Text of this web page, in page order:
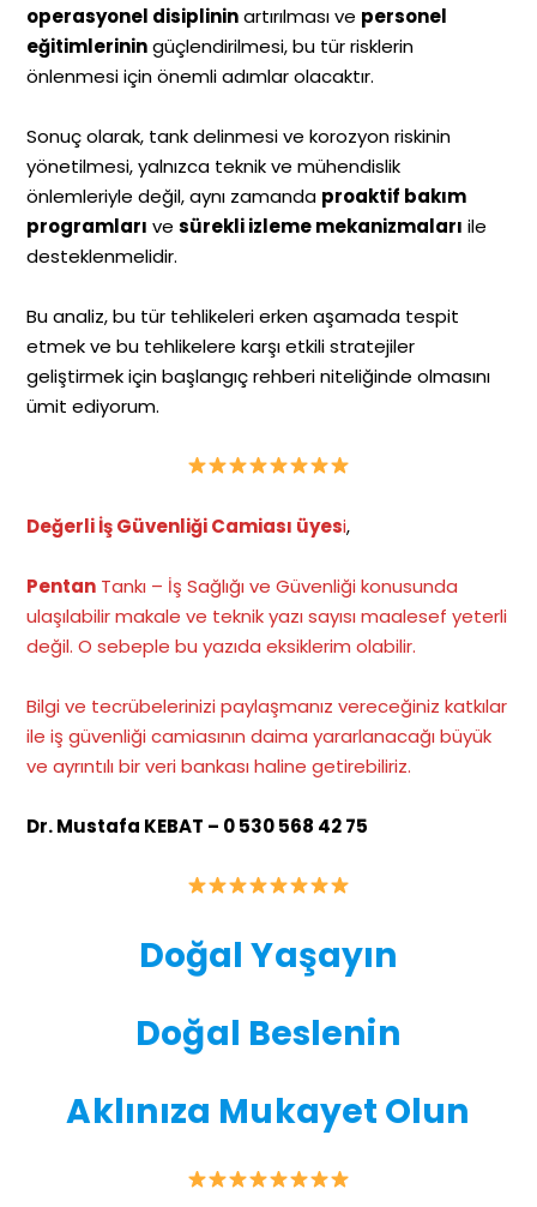
operasyonel disiplininartırılması ve personel
eğitimleriningüçlendirilmesi, bu tür risklerin
önlenmesi için önemli adımlar olacaktır.
Sonuç olarak, tank delinmesi ve korozyon riskinin
yönetilmesi, yalnızca teknik ve mühendislik
önlemleriyle değil, aynı zamanda proaktif bakım
programları vesürekli izleme mekanizmaları ile
desteklenmelidir.
Bu analiz, bu tür tehlikeleri erken aşamada tespit
etmek ve bu tehlikelere karşı etkili stratejiler
geliştirmek için başlangıç rehberi niteliğinde olmasını
ümit ediyorum.
Değerli İş Güvenliği Camiası üyesi,
Pentan Tankı – İş Sağlığı ve Güvenliği konusunda
ulaşılabilir makale ve teknik yazı sayısı maalesef yeterli
değil. O sebeple bu yazıda eksiklerim olabilir.
Bilgi ve tecrübelerinizi paylaşmanız vereceğiniz katkılar
ile iş güvenliği camiasının daima yararlanacağı büyük
ve ayrıntılı bir veri bankası haline getirebiliriz.
Dr. Mustafa KEBAT – 0 530 568 42 75
Doğal Yaşayın
Doğal Beslenin
Aklınıza Mukayet Olun